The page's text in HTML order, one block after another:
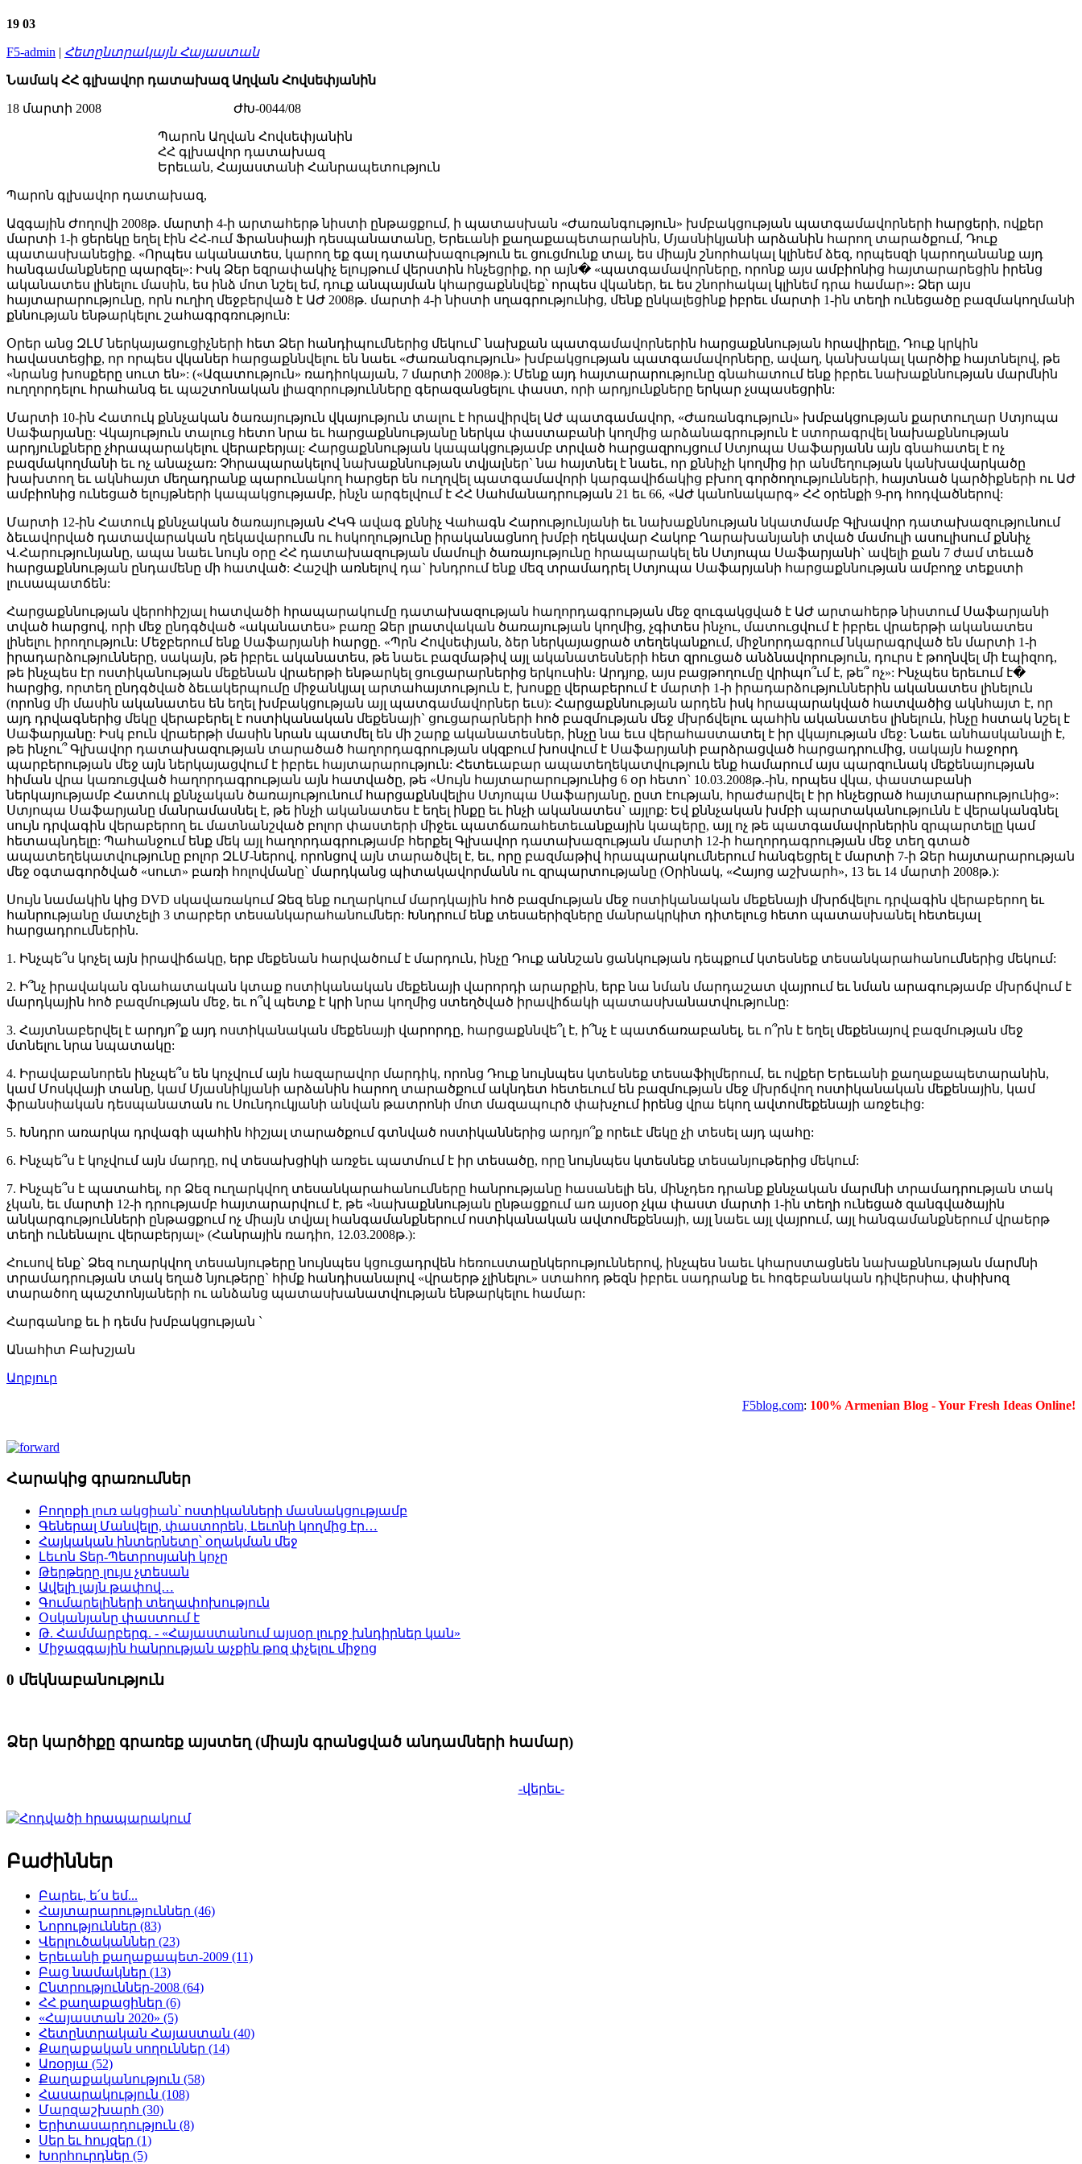
19 03
F5-admin | Հետընտրակայն Հայաստան
Նամակ ՀՀ գլխավոր դատախազ Աղվան Հովսեփյանին
18 մարտի 2008 ԺԽ-0044/08
Պարոն Աղվան Հովսեփյանին
ՀՀ գլխավոր դատախազ
Երեւան, Հայաստանի Հանրապետություն
Պարոն գլխավոր դատախազ,
Ազգային Ժողովի 2008թ. մարտի 4-ի արտահերթ նիստի ընթացքում, ի պատասխան «Ժառանգություն» խմբակցության պատգամավորների հարցերի, ովքեր
մարտի 1-ի ցերեկը եղել էին ՀՀ-ում Ֆրանսիայի դեսպանատանը, Երեւանի քաղաքապետարանին, Մյասնիկյանի արձանին հարող տարածքում, Դուք
պատասխանեցիք. «Որպես ականատես, կարող եք գալ դատախազություն եւ ցուցմունք տալ, ես միայն շնորհակալ կլինեմ ձեզ, որպեսզի կարողանանք այդ
հանգամանքները պարզել»: Իսկ Ձեր եզրափակիչ ելույթում վերստին հնչեցրիք, որ այն� «պատգամավորները, որոնք այս ամբիոնից հայտարարեցին իրենց
ականատես լինելու մասին, ես ինձ մոտ նշել եմ, դուք անպայման կհարցաքննվեք՝ որպես վկաներ, եւ ես շնորհակալ կլինեմ դրա համար»։ Ձեր այս
հայտարարությունը, որն ուղիղ մեջբերված է ԱԺ 2008թ. մարտի 4-ի նիստի սղագրությունից, մենք ընկալեցինք իբրեւ մարտի 1-ին տեղի ունեցածը բազմակողմանի
քննության ենթարկելու շահագրգռություն:
Օրեր անց ԶԼՄ ներկայացուցիչների հետ Ձեր հանդիպումներից մեկում` նախքան պատգամավորներին հարցաքննության հրավիրելը, Դուք կրկին
հավաստեցիք, որ որպես վկաներ հարցաքննվելու են նաեւ «Ժառանգություն» խմբակցության պատգամավորները, ավաղ, կանխակալ կարծիք հայտնելով, թե
«նրանց խոսքերը սուտ են»: («Ազատություն» ռադիոկայան, 7 մարտի 2008թ.): Մենք այդ հայտարարությունը գնահատում ենք իբրեւ նախաքննության մարմնին
ուղղորդելու հրահանգ եւ պաշտոնական լիազորությունները գերազանցելու փաստ, որի արդյունքները երկար չսպասեցրին:
Մարտի 10-ին Հատուկ քննչական ծառայություն վկայություն տալու է հրավիրվել ԱԺ պատգամավոր, «Ժառանգություն» խմբակցության քարտուղար Ստյոպա
Սաֆարյանը: Վկայություն տալուց հետո նրա եւ հարցաքննությանը ներկա փաստաբանի կողմից արձանագրություն է ստորագրվել նախաքննության
արդյունքները չհրապարակելու վերաբերյալ: Հարցաքննության կապակցությամբ տրված հարցազրույցում Ստյոպա Սաֆարյանն այն գնահատել է ոչ
բազմակողմանի եւ ոչ անաչառ: Չհրապարակելով նախաքննության տվյալներ` նա հայտնել է նաեւ, որ քննիչի կողմից իր անմեղության կանխավարկածը
խախտող եւ ակնհայտ մեղադրանք պարունակող հարցեր են ուղղվել պատգամավորի կարգավիճակից բխող գործողությունների, հայտնած կարծիքների ու ԱԺ
ամբիոնից ունեցած ելույթների կապակցությամբ, ինչն արգելվում է ՀՀ Սահմանադրության 21 եւ 66, «ԱԺ կանոնակարգ» ՀՀ օրենքի 9-րդ հոդվածներով:
Մարտի 12-ին Հատուկ քննչական ծառայության ՀԿԳ ավագ քննիչ Վահագն Հարությունյանի եւ նախաքննության նկատմամբ Գլխավոր դատախազությունում
ձեւավորված դատավարական ղեկավարումն ու հսկողությունը իրականացնող խմբի ղեկավար Հակոբ Ղարախանյանի տված մամուլի ասուլիսում քննիչ
Վ.Հարությունյանը, ապա նաեւ նույն օրը ՀՀ դատախազության մամուլի ծառայությունը հրապարակել են Ստյոպա Սաֆարյանի` ավելի քան 7 ժամ տեւած
հարցաքննության ընդամենը մի հատված: Հաշվի առնելով դա` խնդրում ենք մեզ տրամադրել Ստյոպա Սաֆարյանի հարցաքննության ամբողջ տեքստի
լուսապատճեն:
Հարցաքննության վերոհիշյալ հատվածի հրապարակումը դատախազության հաղորդագրության մեջ զուգակցված է ԱԺ արտահերթ նիստում Սաֆարյանի
տված հարցով, որի մեջ ընդգծված «ականատես» բառը Ձեր լրատվական ծառայության կողմից, չգիտես ինչու, մատուցվում է իբրեւ վրաերթի ականատես
լինելու իրողություն: Մեջբերում ենք Սաֆարյանի հարցը. «Պրն Հովսեփյան, ձեր ներկայացրած տեղեկանքում, միջնորդագրում նկարագրված են մարտի 1-ի
իրադարձությունները, սակայն, թե իբրեւ ականատես, թե նաեւ բազմաթիվ այլ ականատեսների հետ զրուցած անձնավորություն, դուրս է թողնվել մի էպիզոդ,
թե ինչպես էր ոստիկանության մեքենան վրաերթի ենթարկել ցուցարարներից երկուսին։ Արդյոք, այս բացթողումը վրիպո՞ւմ է, թե՞ ոչ»: Ինչպես երեւում է�
հարցից, որտեղ ընդգծված ձեւակերպումը միջանկյալ արտահայտություն է, խոսքը վերաբերում է մարտի 1-ի իրադարձություններին ականատես լինելուն
(որոնց մի մասին ականատես են եղել խմբակցության այլ պատգամավորներ եւս): Հարցաքննության արդեն իսկ հրապարակված հատվածից ակնհայտ է, որ
այդ դրվագներից մեկը վերաբերել է ոստիկանական մեքենայի` ցուցարարների հոծ բազմության մեջ մխրճվելու պահին ականատես լինելուն, ինչը հստակ նշել է
Սաֆարյանը: Իսկ բուն վրաերթի մասին նրան պատմել են մի շարք ականատեսներ, ինչը նա եւս վերահաստատել է իր վկայության մեջ: Նաեւ անհասկանալի է,
թե ինչու՞ Գլխավոր դատախազության տարածած հաղորդագրության սկզբում խոսվում է Սաֆարյանի բարձրացված հարցադրումից, սակայն հաջորդ
պարբերության մեջ այն ներկայացվում է իբրեւ հայտարարություն: Հետեւաբար ապատեղեկատվություն ենք համարում այս պարզունակ մեքենայության
հիման վրա կառուցված հաղորդագրության այն հատվածը, թե «Սույն հայտարարությունից 6 օր հետո` 10.03.2008թ.-ին, որպես վկա, փաստաբանի
ներկայությամբ Հատուկ քննչական ծառայությունում հարցաքննվելիս Ստյոպա Սաֆարյանը, ըստ էության, հրաժարվել է իր հնչեցրած հայտարարությունից»:
Ստյոպա Սաֆարյանը մանրամասնել է, թե ինչի ականատես է եղել ինքը եւ ինչի ականատես` այլոք: Եվ քննչական խմբի պարտականությունն է վերականգնել
սույն դրվագին վերաբերող եւ մատնանշված բոլոր փաստերի միջեւ պատճառահետեւանքային կապերը, այլ ոչ թե պատգամավորներին զրպարտելը կամ
հետապնդելը: Պահանջում ենք մեկ այլ հաղորդագրությամբ հերքել Գլխավոր դատախազության մարտի 12-ի հաղորդագրության մեջ տեղ գտած
ապատեղեկատվությունը բոլոր ԶԼՄ-ներով, որոնցով այն տարածվել է, եւ, որը բազմաթիվ հրապարակումներում հանգեցրել է մարտի 7-ի Ձեր հայտարարության
մեջ օգտագործված «սուտ» բառի հոլովմանը` մարդկանց պիտակավորմանն ու զրպարտությանը (Օրինակ, «Հայոց աշխարհ», 13 եւ 14 մարտի 2008թ.):
Սույն նամակին կից DVD սկավառակում Ձեզ ենք ուղարկում մարդկային հոծ բազմության մեջ ոստիկանական մեքենայի մխրճվելու դրվագին վերաբերող եւ
հանրությանը մատչելի 3 տարբեր տեսանկարահանումներ: Խնդրում ենք տեսաերիզները մանրակրկիտ դիտելուց հետո պատասխանել հետեւյալ
հարցադրումներին.
1. Ինչպե՞ս կոչել այն իրավիճակը, երբ մեքենան հարվածում է մարդուն, ինչը Դուք աննշան ցանկության դեպքում կտեսնեք տեսանկարահանումներից մեկում:
2. Ի՞նչ իրավական գնահատական կտաք ոստիկանական մեքենայի վարորդի արարքին, երբ նա նման մարդաշատ վայրում եւ նման արագությամբ մխրճվում է
մարդկային հոծ բազմության մեջ, եւ ո՞վ պետք է կրի նրա կողմից ստեղծված իրավիճակի պատասխանատվությունը:
3. Հայտնաբերվել է արդյո՞ք այդ ոստիկանական մեքենայի վարորդը, հարցաքննվե՞լ է, ի՞նչ է պատճառաբանել, եւ ո՞րն է եղել մեքենայով բազմության մեջ
մտնելու նրա նպատակը:
4. Իրավաբանորեն ինչպե՞ս են կոչվում այն հազարավոր մարդիկ, որոնց Դուք նույնպես կտեսնեք տեսաֆիլմերում, եւ ովքեր Երեւանի քաղաքապետարանին,
կամ Մոսկվայի տանը, կամ Մյասնիկյանի արձանին հարող տարածքում ակնդետ հետեւում են բազմության մեջ մխրճվող ոստիկանական մեքենային, կամ
ֆրանսիական դեսպանատան ու Սունդուկյանի անվան թատրոնի մոտ մազապուրծ փախչում իրենց վրա եկող ավտոմեքենայի առջեւից:
5. Խնդրո առարկա դրվագի պահին հիշյալ տարածքում գտնված ոստիկաններից արդյո՞ք որեւէ մեկը չի տեսել այդ պահը:
6. Ինչպե՞ս է կոչվում այն մարդը, ով տեսախցիկի առջեւ պատմում է իր տեսածը, որը նույնպես կտեսնեք տեսանյութերից մեկում:
7. Ինչպե՞ս է պատահել, որ Ձեզ ուղարկվող տեսանկարահանումները հանրությանը հասանելի են, մինչդեռ դրանք քննչական մարմնի տրամադրության տակ
չկան, եւ մարտի 12-ի դրությամբ հայտարարվում է, թե «նախաքննության ընթացքում առ այսօր չկա փաստ մարտի 1-ին տեղի ունեցած զանգվածային
անկարգությունների ընթացքում ոչ միայն տվյալ հանգամանքներում ոստիկանական ավտոմեքենայի, այլ նաեւ այլ վայրում, այլ հանգամանքներում վրաերթ
տեղի ունենալու վերաբերյալ» (Հանրային ռադիո, 12.03.2008թ.):
Հուսով ենք` Ձեզ ուղարկվող տեսանյութերը նույնպես կցուցադրվեն հեռուստաընկերություններով, ինչպես նաեւ կհարստացնեն նախաքննության մարմնի
տրամադրության տակ եղած նյութերը` հիմք հանդիսանալով «վրաերթ չլինելու» ստահոդ թեզն իբրեւ սադրանք եւ հոգեբանական դիվերսիա, փսիխոզ
տարածող պաշտոնյաների ու անձանց պատասխանատվության ենթարկելու համար:
Հարգանոք եւ ի դեմս խմբակցության `
Անահիտ Բախշյան
Աղբյուր
F5blog.com: 100% Armenian Blog - Your Fresh Ideas Online!
Հարակից գրառումներ
Բողոքի լուռ ակցիան՝ ոստիկանների մասնակցությամբ
Գեներալ Մանվելը, փաստորեն, Լեւոնի կողմից էր…
Հայկական ինտերնետը՝ օղակման մեջ
Լեւոն Տեր-Պետրոսյանի կոչը
Թերթերը լույս չտեսան
Ավելի լայն թափով…
Գումարելիների տեղափոխություն
Օսկանյանը փաստում է
Թ. Համմարբերգ. - «Հայաստանում այսօր լուրջ խնդիրներ կան»
Միջազգային հանրության աչքին թոզ փչելու միջոց
0 մեկնաբանություն
Ձեր կարծիքը գրառեք այստեղ (միայն գրանցված անդամների համար)
-վերեւ-
Բաժիններ
Բարեւ, ե՛ս եմ...
Հայտարարություններ (46)
Նորություններ (83)
Վերլուծականներ (23)
Երեւանի քաղաքապետ-2009 (11)
Բաց նամակներ (13)
Ընտրություններ-2008 (64)
ՀՀ քաղաքացիներ (6)
«Հայաստան 2020» (5)
Հետընտրական Հայաստան (40)
Քաղաքական սողուններ (14)
Առօրյա (52)
Քաղաքականություն (58)
Հասարակություն (108)
Մարզաշխարհ (30)
Երիտասարդություն (8)
Սեր եւ հույզեր (1)
Խորհուրդներ (5)